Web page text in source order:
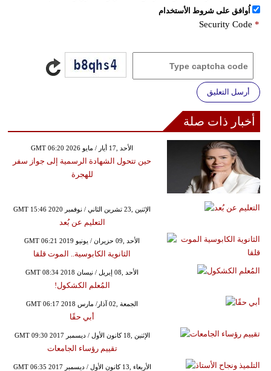
اُوافق على شروط الأستخدام
Security Code *
أرسل التعليق
أخبار ذات صلة
GMT 06:20 2026 الأحد ,17 أيار / مايو
حين تتحول الشهادة الرسمية إلى جواز سفر
للهجرة
GMT 15:46 2020 الإثنين ,23 تشرين الثاني / نوفمبر
التعليم عن بُعد
GMT 06:21 2019 الأحد ,09 حزيران / يونيو
الثانوية الكابوسية.. الموت قلقا
GMT 08:34 2018 الأحد ,08 إبريل / نيسان
المُعلم الكشكول!
GMT 06:17 2018 الجمعة ,02 آذار/ مارس
أبي حقًا
GMT 09:30 2017 الإثنين ,18 كانون الأول / ديسمبر
تقييم رؤساء الجامعات
GMT 06:35 2017 الأربعاء ,13 كانون الأول / ديسمبر